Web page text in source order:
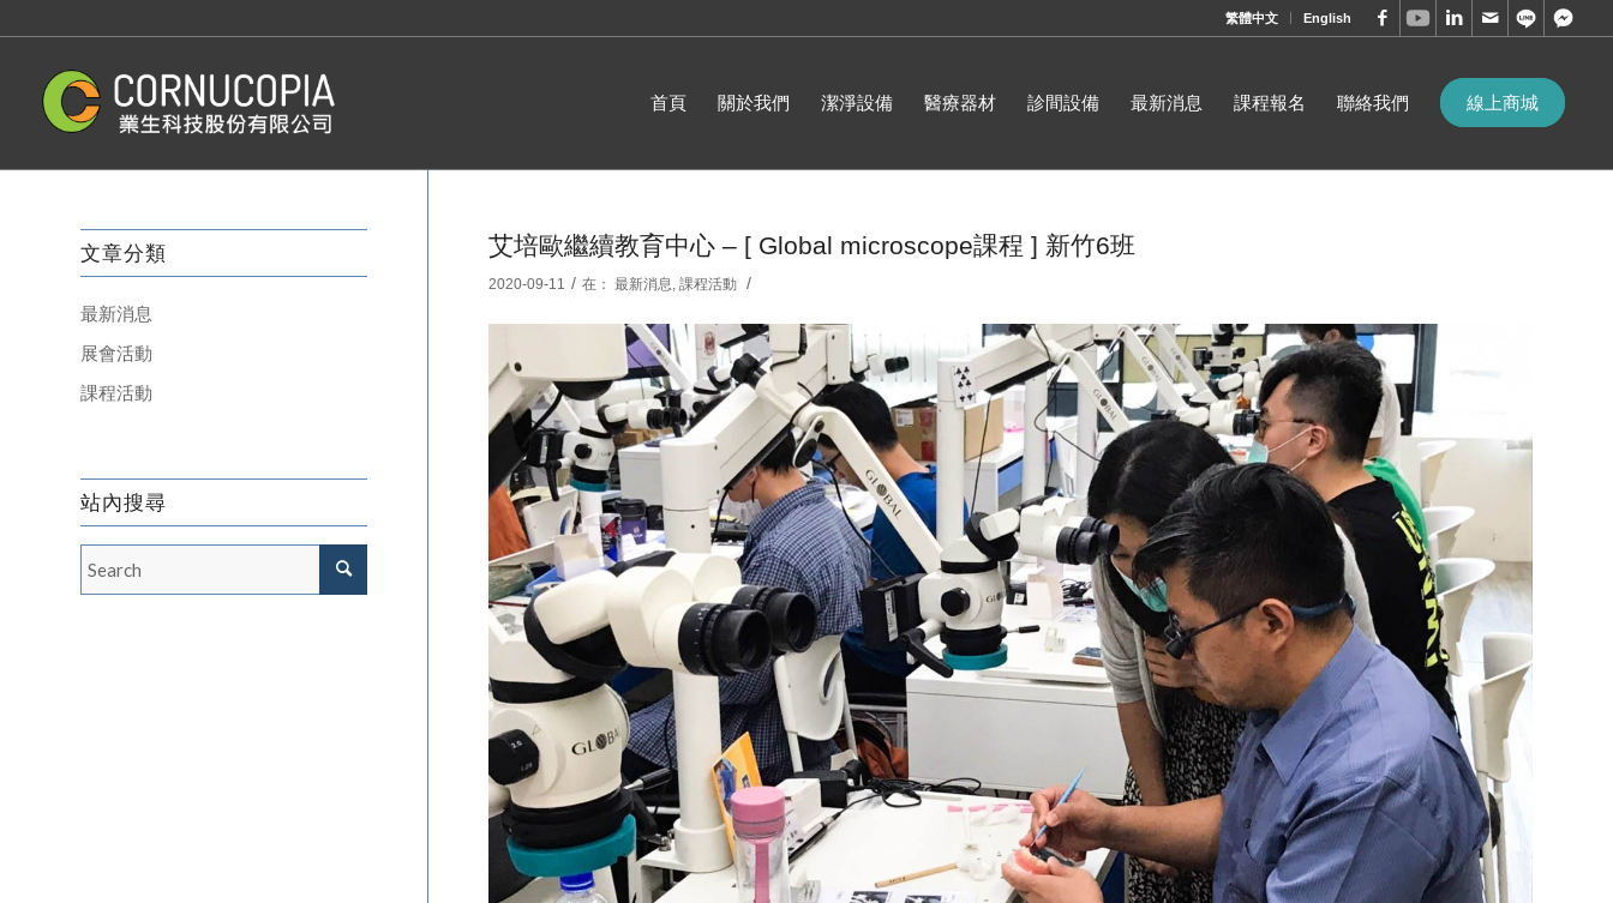
繁體中文 English
首頁 關於我們 潔淨設備 醫療器材 診間設備 最新消息 課程報名 聯絡我們 線上商城
艾培歐繼續教育中心 – ​[ Global microscope課程 ] 新竹6班
2020-09-11 / 在：最新消息,課程活動 /
文章分類
最新消息
展會活動
課程活動
站內搜尋